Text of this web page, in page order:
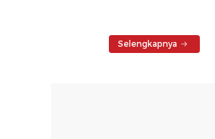
Selengkapnya